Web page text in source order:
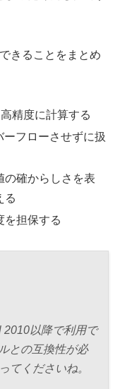
きることをまとめ
精度に計算する
フローさせずに扱
の確からしさを表
る
を担保する
以降で利用で
との互換性が必
てくださいね。